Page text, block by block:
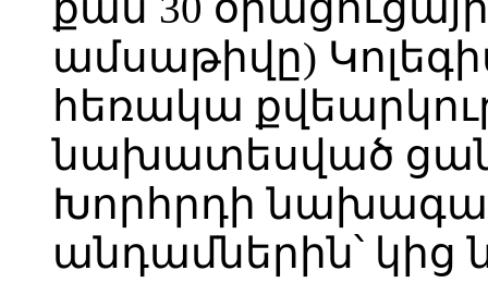
ամսաթիվը)
հեռակա
նախատեսված
Խորհրդի
անդամներին՝ կից